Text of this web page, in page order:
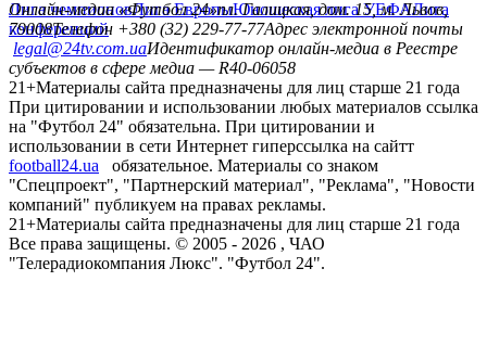
Лига чемпионовЛига ЕвропыЮношеская лига УЕФАЛига
конференций
Онлайн-медиа «Футбол 24»пл. Галицкая, дом. 15, м. Львов,
79008Телефон +380 (32) 229-77-77Адрес электронной почты
legal@24tv.com.uaИдентификатор онлайн-медиа в Реестре
субъектов в сфере медиа — R40-06058
21+Материалы сайта предназначены для лиц старше 21 года
При цитировании и использовании любых материалов ссылка
на "Футбол 24" обязательна. При цитировании и
использовании в сети Интернет гиперссылка на сайтт
football24.ua
обязательное. Материалы со знаком
"Спецпроект", "Партнерский материал", "Реклама", "Новости
компаний" публикуем на правах рекламы.
21+Материалы сайта предназначены для лиц старше 21 года
Все права защищены. © 2005 - 2026 , ЧАО
"Телерадиокомпания Люкс". "Футбол 24".